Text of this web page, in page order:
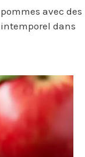
avec des
dans